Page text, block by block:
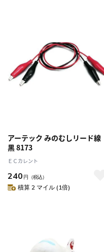
アーテック みのむしリード線
黒 8173
ＥＣカレント
240 円 （税込）
積算 2 マイル (1倍)